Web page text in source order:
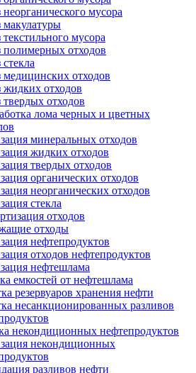
мусора
мусора
отходов
отходов
отходов
отходов
лома черных и цветных
минеральных отходов
жидких отходов
твердых отходов
органических отходов
неорганических отходов
стекла
отходов
отходы
нефтепродуктов
отходов нефтепродуктов
нефтешлама
емкостей от нефтешлама
резервуаров хранения нефти
несанкционированных разливов
некондиционных нефтепродуктов
некондиционных
разливов нефти